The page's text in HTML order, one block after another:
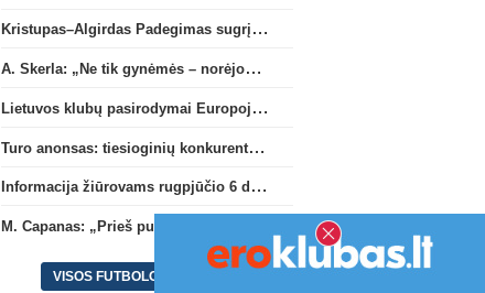
Kristupas–Algirdas Padegimas sugrįžta į FC „Hegelmann” B sudėtį
A. Skerla: „Ne tik gynėmės – norėjome atakuoti“
Lietuvos klubų pasirodymai Europoje: patirti pralaimėjimai Kroatijos atstovams
Turo anonsas: tiesioginių konkurentų dvikova Gargžduose
Informacija žiūrovams rugpjūčio 6 d. UEFA rungtynėms
VISOS FUTBOLO NAUJIENOS